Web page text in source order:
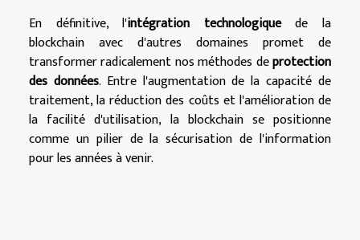
En définitive, l'intégration technologiquede la
blockchain avec d'autres domaines promet de
transformer radicalement nos méthodes deprotection
des données. Entre l'augmentation de la capacité de
traitement, la réduction des coûts et l'amélioration de
la facilité d'utilisation, la blockchain se positionne
comme un pilier de la sécurisation de l'information
pour les années à venir.